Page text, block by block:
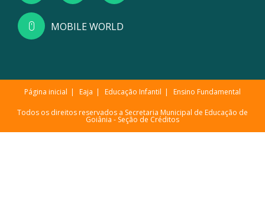
MOBILE WORLD
Página inicial Eaja Educação Infantil Ensino Fundamental
Todos os direitos reservados a Secretaria Municipal de Educação de
Goiânia - Seção de Créditos